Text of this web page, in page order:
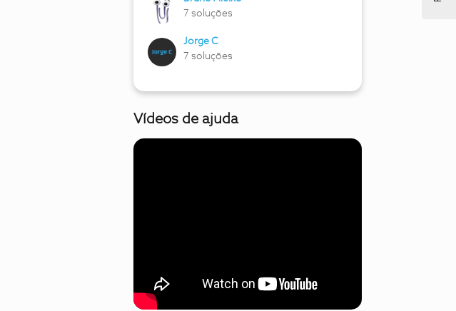
7 soluções
Jorge C
7 soluções
Vídeos de ajuda